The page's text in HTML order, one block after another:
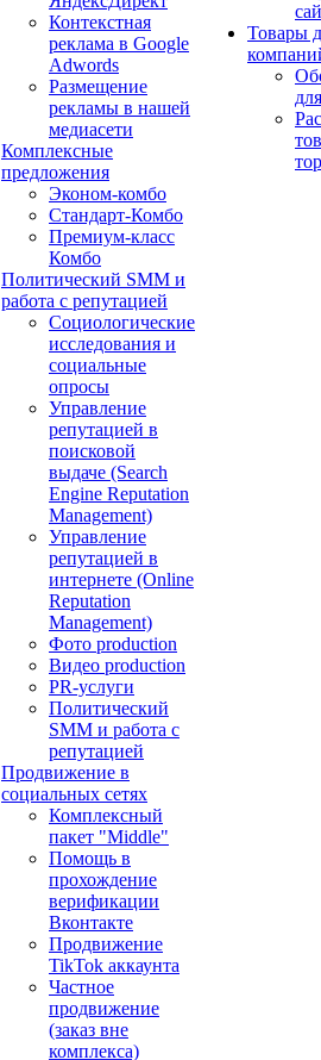
Контекстная
реклама в Google
Adwords
Размещение
рекламы в нашей
медиасети
Комплексные
предложения
Эконом-комбо
Стандарт-Комбо
Премиум-класс
Комбо
Политический SMM и
работа с репутацией
Социологические
исследования и
социальные
опросы
Управление
репутацией в
поисковой
выдаче (Search
Engine Reputation
Management)
Управление
репутацией в
интернете (Online
Reputation
Management)
Фото production
Видео production
PR-услуги
Политический
SMM и работа с
репутацией
Продвижение в
социальных сетях
Комплексный
пакет "Middle"
Помощь в
прохождение
верификации
Вконтакте
Продвижение
TikTok аккаунта
Частное
продвижение
(заказ вне
комплекса)
Товары